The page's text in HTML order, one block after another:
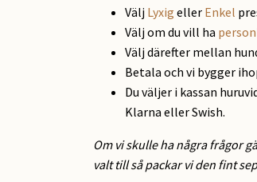
Välj Lyxig eller Enkel
Välj om du vill ha
Välj därefter mellan
Betala och vi bygger
Du väljer i kassan
Klarna eller Swish.
Om vi skulle ha några frågor
valt till så packar vi den fint